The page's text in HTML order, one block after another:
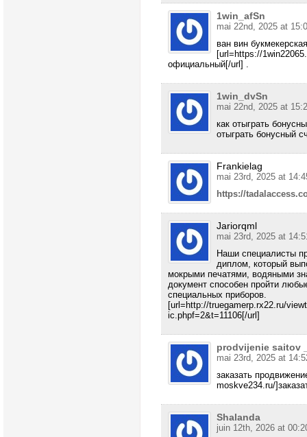
1win_afSn
mai 22nd, 2025 at
ван вин
[url=https://
официальный[/url] .
1win_dvSn
mai 22nd, 2025 at
как отыграть
отыграть бонусный
Frankielag
mai 23rd, 2025 at
https://
Jariorqml
mai 23rd, 2025 at
Наши специалисты
диплом, который
мокрыми печатями, водяными
документ способен пройти
специальных приборов.
[url=http://truegamerp.rx22.ru/
ic.phpf=2&t=11106[/url]
prodvijenie saitov
mai 23rd, 2025 at
заказать
moskve234.ru/
Shalanda
juin 12th, 2026 at